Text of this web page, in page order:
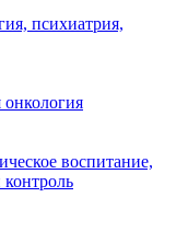
психиатрия,
онкология
воспитание,
контроль